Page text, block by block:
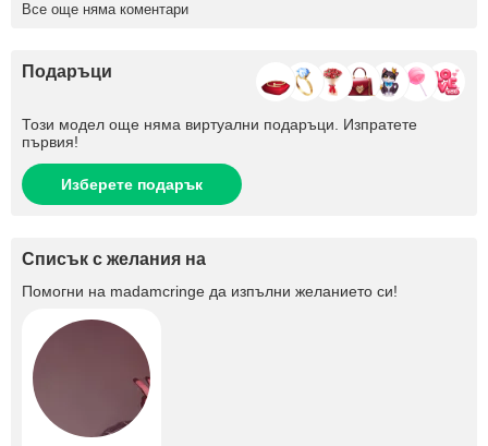
Все още няма коментари
Подаръци
Този модел още няма виртуални подаръци. Изпратете
първия!
Изберете подарък
Списък с желания на
Помогни на madamcringe да изпълни желанието си!